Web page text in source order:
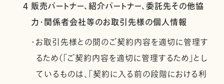
4 販売パートナー、紹介パートナー、委託先その他協
力・関係者会社等のお取引先様の個人情報
・お取引先様との間のご契約内容を適切に管理す
るため（「ご契約内容を適切に管理するため」とし
ているものは、「契約に入る前の段階における利